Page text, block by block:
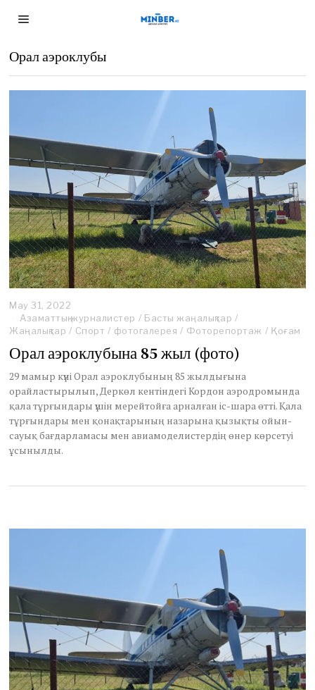
Орал аэроклубы
May 31, 2022
a
y
1
2
0
2
2
Азаматтық журналистер / Басты жаңалықтар /
Жаңалықтар / Спорт / фотогалерея / Фоторепортаж / Қоғам
Орал аэроклубына 85 жыл (фото)
29 мамыр күні Орал аэроклубының 85 жылдығына
орайластырылып, Деркөл кентіндегі Кордон аэродромында
қала тұрғындары үшін мерейтойға арналған іс-шара өтті. Қала
тұрғындары мен қонақтарының назарына қызықты ойын-
сауық бағдарламасы мен авиамоделистердің өнер көрсетуі
ұсынылды.